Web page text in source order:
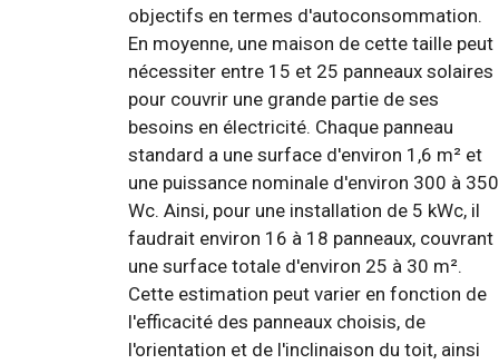
objectifs en termes d'autoconsommation.
En moyenne, une maison de cette taille peut
nécessiter entre 15 et 25 panneaux solaires
pour couvrir une grande partie de ses
besoins en électricité. Chaque panneau
standard a une surface d'environ 1,6 m² et
une puissance nominale d'environ 300 à 350
Wc. Ainsi, pour une installation de 5 kWc, il
faudrait environ 16 à 18 panneaux, couvrant
une surface totale d'environ 25 à 30 m².
Cette estimation peut varier en fonction de
l'efficacité des panneaux choisis, de
l'orientation et de l'inclinaison du toit, ainsi